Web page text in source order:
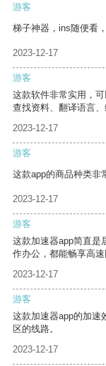
游客
梯子神器，ins随便看
2023-12-17
游客
这款软件非常实用，
查找资料、翻译语言、
2023-12-17
游客
这款app的商品种类非
2023-12-17
游客
这款加速器app简直是
作办公，都能畅享高
2023-12-17
游客
这款加速器app的加速
区的线路。
2023-12-17